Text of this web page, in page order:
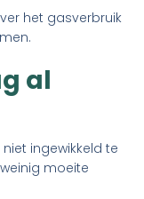
het gasverbruik
al
ingewikkeld te
moeite